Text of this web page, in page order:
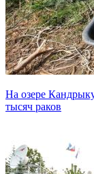
На озере
тысяч раков